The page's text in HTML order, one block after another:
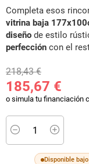
de
imágenes
Completa esos
vitrina baja
diseño de estilo
perfección con el
185,67 €
218,43 €
o simula tu financiación
Disponible
Minus